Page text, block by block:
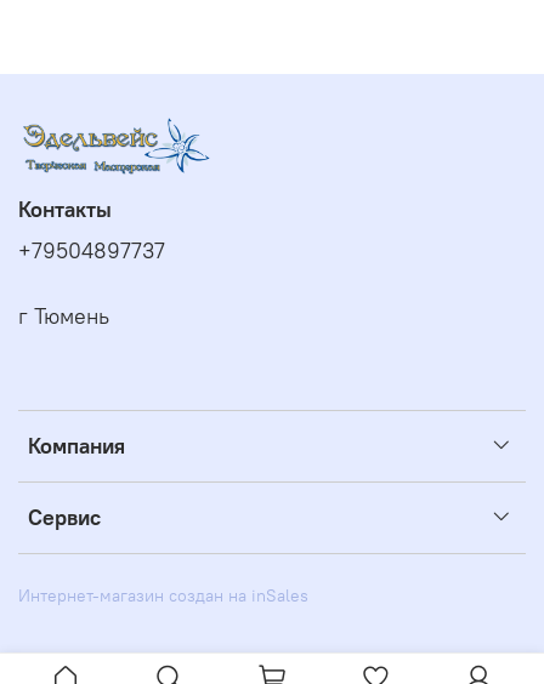
Компания
Сервис
Контакты
+79504897737
г Тюмень
Интернет-магазин создан на inSales